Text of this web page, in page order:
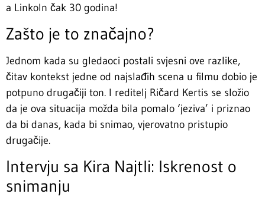
a Linkoln čak 30 godina!
Zašto je to značajno?
Jednom kada su gledaoci postali svjesni ove razlike,
čitav kontekst jedne od najslađih scena u filmu dobio je
potpuno drugačiji ton. I reditelj Ričard Kertis se složio
da je ova situacija možda bila pomalo ‘jeziva’ i priznao
da bi danas, kada bi snimao, vjerovatno pristupio
drugačije.
Intervju sa Kira Najtli: Iskrenost o
snimanju